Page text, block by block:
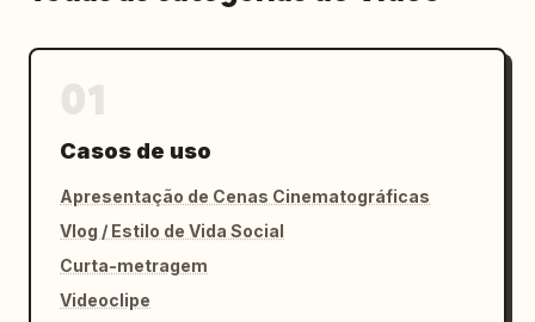
Casos de uso
Apresentação de Cenas Cinematográficas
Vlog / Estilo de Vida Social
Curta-metragem
Videoclipe